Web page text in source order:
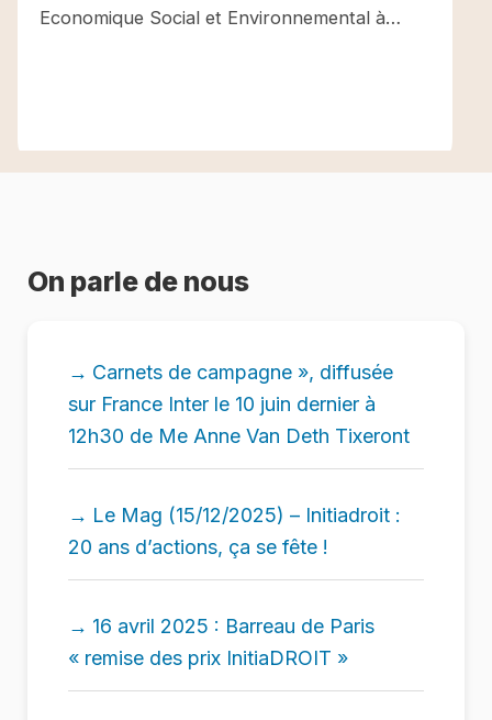
Economique Social et Environnemental à…
On parle de nous
Carnets de campagne », diffusée
sur France Inter le 10 juin dernier à
12h30 de Me Anne Van Deth Tixeront
Le Mag (15/12/2025) – Initiadroit :
20 ans d’actions, ça se fête !
16 avril 2025 : Barreau de Paris
« remise des prix InitiaDROIT »